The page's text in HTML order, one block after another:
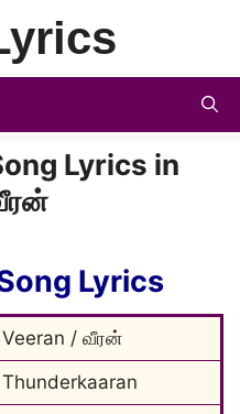
Lyrics in
Lyrics
Veeran / வீரன்
Thunderkaaran